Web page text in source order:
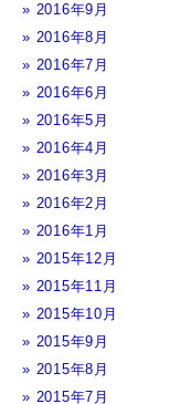
2016年9月
2016年8月
2016年7月
2016年6月
2016年5月
2016年4月
2016年3月
2016年2月
2016年1月
2015年12月
2015年11月
2015年10月
2015年9月
2015年8月
2015年7月